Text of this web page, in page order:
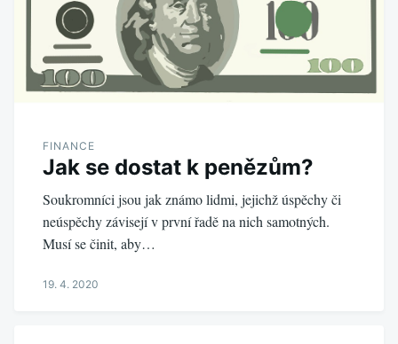
FINANCE
Jak se dostat k penězům?
Soukromníci jsou jak známo lidmi, jejichž úspěchy či
neúspěchy závisejí v první řadě na nich samotných.
Musí se činit, aby…
19. 4. 2020